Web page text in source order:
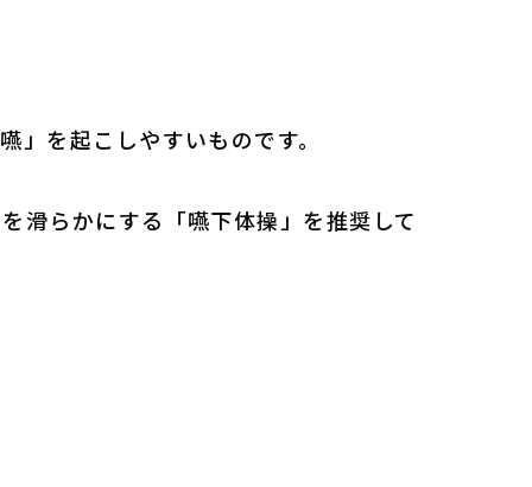
を起こしやすいものです。
滑らかにする「嚥下体操」を推奨して